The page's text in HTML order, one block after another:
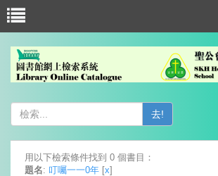
去!
用以下檢索條件找到 0 個書目：
題名: 叮囑一一0年 [x]